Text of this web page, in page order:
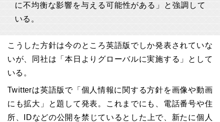
に不均衡な影響を与える可能性がある」と強調して
いる。
こうした方針は今のところ英語版でしか発表されていな
いが、同社は「本日よりグローバルに実施する」として
いる。
Twitterは英語版で「個人情報に関する方針を画像や動画
にも拡大」と題して発表。これまでにも、電話番号や住
所、IDなどの公開を禁じているとした上で、新たに個人